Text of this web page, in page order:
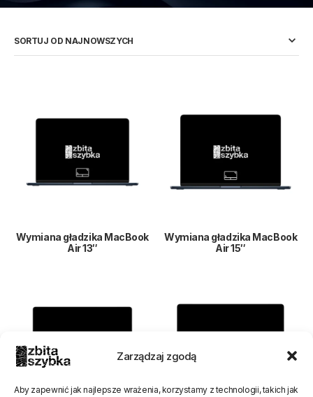
Zarządzaj zgodą
Aby zapewnić jak najlepsze wrażenia, korzystamy z technologii, takich jak
Wymiana gładzika MacBook
Air 13″
Wymiana gładzika MacBook
Air 15″